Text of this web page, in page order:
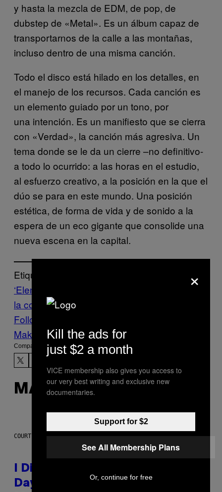
y hasta la mezcla de EDM, de pop, de
dubstep de «Metal». Es un álbum capaz de
transportarnos de la calle a las montañas,
incluso dentro de una misma canción.
Todo el disco está hilado en los detalles, en
el manejo de los recursos. Cada canción es
un elemento guiado por un tono, por
una intención. Es un manifiesto que se cierra
con «Verdad», la canción más agresiva. Un
tema donde se le da un cierre –no definitivo-
a todo lo ocurrido: a las horas en el estudio,
al esfuerzo creativo, a la posición en la que el
dúo se para en este mundo. Una posición
estética, de forma de vida y de sonido a la
espera de un eco gigante que consolide una
nueva escena en la capital.
Etiquetado:
‘Elemental’
Servicio a
la comunidad
Follow Us On Discover
Make Us Preferred In Top Stories
Compartir:
MÁS DE LO MISMO
COURTESY OF CBDMD
I Didn’t Even Know National CBD
Day Existed Until I Saw This
×
Kill the ads for
just $2 a month
VICE membership also gives you access to
our very best writing and exclusive new
documentaries.
Support for $2
See All Membership Plans
Or, continue for free